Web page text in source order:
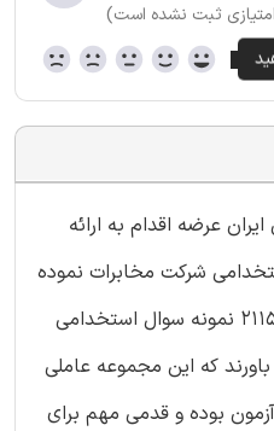
ثبت نشده است)
عرضه اقدام به ارائه
شرکت مخابرات نموده
است، که این مجموعه شامل ۲۱۱۵ نمونه سوال استخدامی
که این مجموعه عاملی
بوده و قدمی مهم برای